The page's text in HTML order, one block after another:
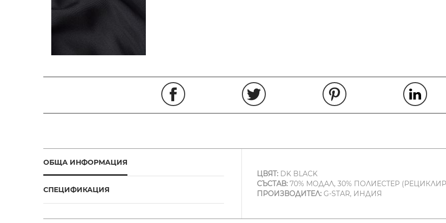
ОБЩА ИНФОРМАЦИЯ
СПЕЦИФИКАЦИЯ
ЦВЯТ:DK BLACK
СЪСТАВ:70% МОДАЛ, 30% ПОЛИЕСТЕР
ПРОИЗВОДИТЕЛ:G-STAR, ИНДИЯ